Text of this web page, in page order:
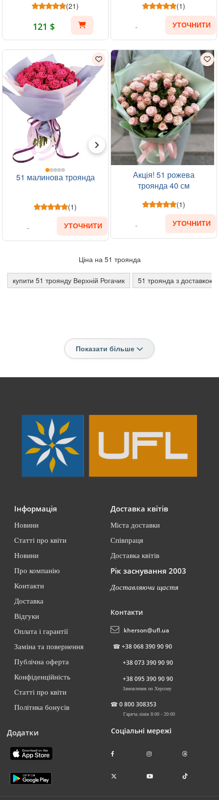
(21)
121 $
(1)
УТОЧНИТИ
51 малинова троянда
(1)
УТОЧНИТИ
Акція! 51 рожева
троянда 40 см
(1)
УТОЧНИТИ
Ціна на 51 троянда
купити 51 троянду Верхній Рогачик 51 троянда з доставкою
Показати більше
Інформація
Новини
Статті про квіти
Новини
Про компанію
Контакти
Доставка
Відгуки
Оплата і гарантії
Заміна та повернення
Публічна оферта
Конфіденційність
Статті про квіти
Політика бонусів
Додатки
Доставка квітів
Міста доставки
Співпраця
Доставка квітів
Рік заснування 2003
Доставляючи щастя
Контакти
kherson@ufl.ua
☎ +38 068 390 90 90
+38 073 390 90 90
+38 095 390 90 90
Замовлення по Херсону
☎ 0 800 308353
Гаряча лінія 8:00 - 20:00
Соціальні мережі